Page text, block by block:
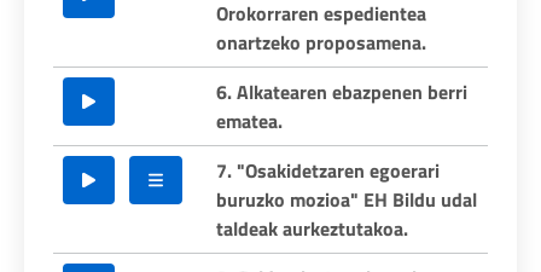
Orokorraren espedientea
onartzeko proposamena.
6. Alkatearen ebazpenen berri
ematea.
7. "Osakidetzaren egoerari
buruzko mozioa" EH Bildu udal
taldeak aurkeztutakoa.